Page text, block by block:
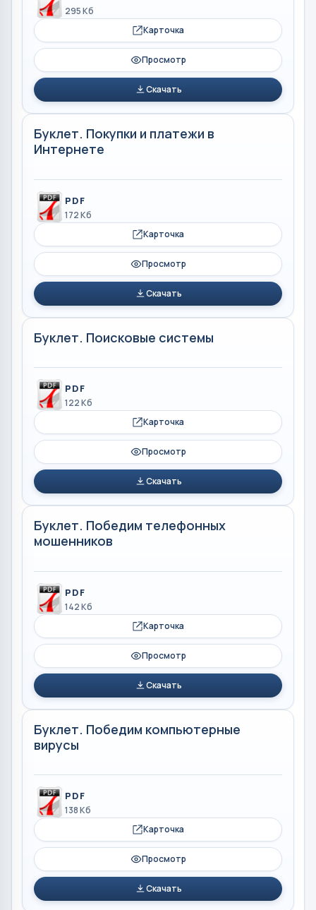
295 Кб
Карточка
Просмотр
Скачать
Буклет. Покупки и платежи в
Интернете
PDF
172 Кб
Карточка
Просмотр
Скачать
Буклет. Поисковые системы
PDF
122 Кб
Карточка
Просмотр
Скачать
Буклет. Победим телефонных
мошенников
PDF
142 Кб
Карточка
Просмотр
Скачать
Буклет. Победим компьютерные
вирусы
PDF
138 Кб
Карточка
Просмотр
Скачать